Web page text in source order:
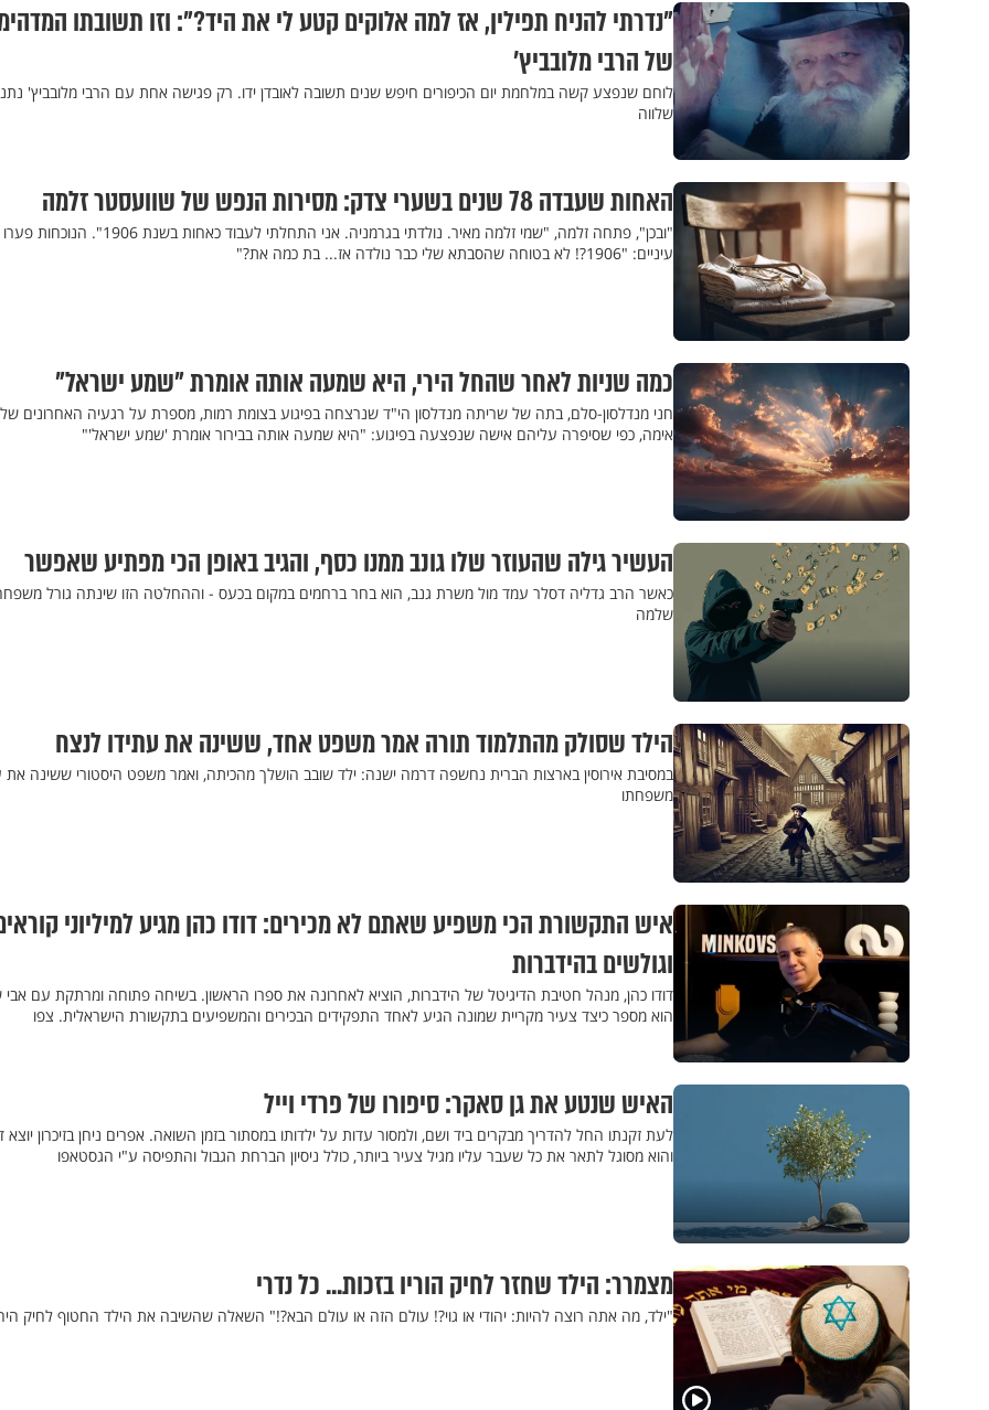
"נדרתי להניח תפילין, אז למה אלוקים קטע לי את היד?": וזו תשובתו
של הרבי מלובביץ’
לוחם שנפצע קשה במלחמת יום הכיפורים חיפש שנים תשובה לאובדן ידו. רק פגישה אחת עם הרבי מלובביץ'
שלווה
האחות שעבדה 78 שנים בשערי צדק: מסירות הנפש של שוועסטר זלמה
"ובכן", פתחה זלמה, "שמי זלמה מאיר. נולדתי בגרמניה. אני התחלתי לעבוד כאחות בשנת 1906".
עיניים: "1906?! לא בטוחה שהסבתא שלי כבר נולדה אז... בת כמה את?"
כמה שניות לאחר שהחל הירי, היא שמעה אותה אומרת "שמע ישראל"
חני מנדלסון-סלם, בתה של שריתה מנדלסון הי"ד שנרצחה בפיגוע בצומת רמות, מספרת על רגעיה האחרונים של
אימה, כפי שסיפרה עליהם אישה שנפצעה בפיגוע: "היא שמעה אותה בבירור אומרת 'שמע ישראל'"
העשיר גילה שהעוזר שלו גונב ממנו כסף, והגיב באופן הכי מפתיע שאפשר
כאשר הרב גדליה דסלר עמד מול משרת גנב, הוא בחר ברחמים במקום בכעס - וההחלטה הזו שינתה גורל
שלמה
הילד שסולק מהתלמוד תורה אמר משפט אחד, ששינה את עתידו לנצח
במסיבת אירוסין בארצות הברית נחשפה דרמה ישנה: ילד שובב הושלך מהכיתה, ואמר משפט היסטורי ששינה את
משפחתו
איש התקשורת הכי משפיע שאתם לא מכירים: דודו כהן מגיע למיליוני
וגולשים בהידברות
דודו כהן, מנהל חטיבת הדיגיטל של הידברות, הוציא לאחרונה את ספרו הראשון. בשיחה פתוחה ומרתקת עם אבי
הוא מספר כיצד צעיר מקריית שמונה הגיע לאחד התפקידים הבכירים והמשפיעים בתקשורת הישראלית. צפו
האיש שנטע את גן סאקר: סיפורו של פרדי וייל
לעת זקנתו החל להדריך מבקרים ביד ושם, ולמסור עדות על ילדותו במסתור בזמן השואה. אפרים ניחן בזיכרון יוצא
והוא מסוגל לתאר את כל שעבר עליו מגיל צעיר ביותר, כולל ניסיון הברחת הגבול והתפיסה ע"י הגסטאפו
מצמרר: הילד שחזר לחיק הוריו בזכות... כל נדרי
"ילד, מה אתה רוצה להיות: יהודי או גוי?! עולם הזה או עולם הבא?!" השאלה שהשיבה את הילד החטוף לחיק